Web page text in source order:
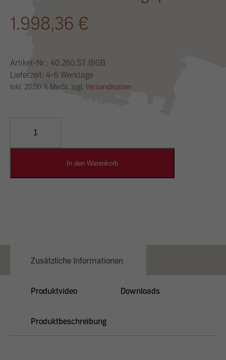
1.998,36 €
Artikel-Nr.: 40.260.ST.BIGB
Lieferzeit: 4-6 Werktage
Inkl. 20.00 % MwSt. zzgl. Versandkosten
Designputz
In den Warenkorb
Zusätzliche Informationen
Produktvideo Downloads
Produktbeschreibung